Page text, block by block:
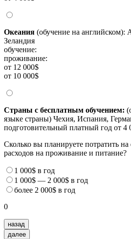
Океания (обучение на английском):
Зеландия
обучение:
проживание:
от 12 000$
от 10 000$
Страны с бесплатным обучением:
языке страны) Чехия, Испания,
подготовительный платный год от 4
Сколько вы планируете потратить на
расходов на проживание и питание?
1 000$ в год
1 000$ — 2 000$ в год
более 2 000$ в год
0
назад
далее